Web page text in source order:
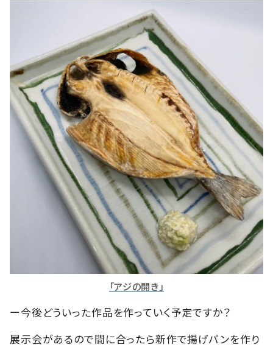
「アジの開き」
ー今後どういった作品を作っていく予定ですか？
展示会があるので間に合ったら新作で揚げパンを作り